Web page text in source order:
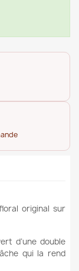
original sur
d’une double
qui la rend